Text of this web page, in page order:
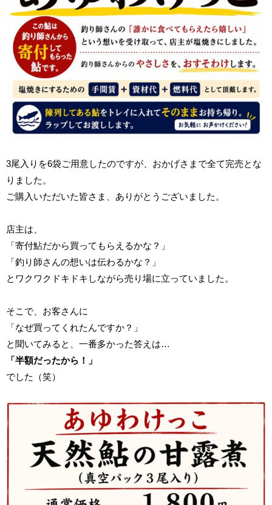
3尾入りを6袋ご用意したのですが、おかげさまで全て完売とな
りました。
ご購入いただいた皆さま、ありがとうございました。
店主は、
「寄付鮎だから買ってもらえるかな？」
「釣り師さんの想いは伝わるかな？」
とワクワクドキドキしながら売り場に立っていました。
そこで、お客さんに
「なぜ買ってくれたんですか？」
と聞いてみると、一番多かった答えは…
「半額だったから！」
でした（笑）